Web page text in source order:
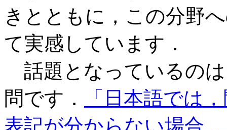
きとともに，この分野
て実感しています．
話題となっているのは
問です．
「日本語では
表記が分からない場合